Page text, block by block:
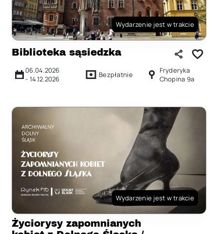
Wydarzenie jest w trakcie
Biblioteka sąsiedzka
06.04.2026
- 14.12.2026 Bezpłatnie
Fryderyka
Chopina 9a
Wydarzenie jest w trakcie
Życiorysy zapomnianych